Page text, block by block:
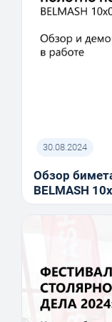
30.08.2024
Обзор
BELMASH